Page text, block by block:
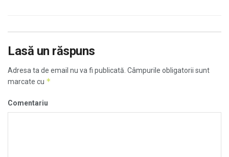
Lasă un răspuns
Adresa ta de email nu va fi publicată. Câmpurile obligatorii sunt
marcate cu *
Comentariu